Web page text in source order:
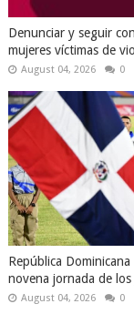
Denunciar y seguir
mujeres víctimas de
August 04, 2026 0
República
novena jornada de
August 04, 2026 0